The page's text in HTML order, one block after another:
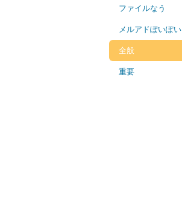
ファイルなう
メルアドぽいぽい
全般
重要